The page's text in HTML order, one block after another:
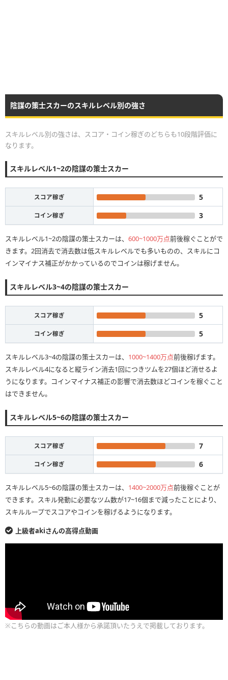
陰謀の策士スカーのスキルレベル別の強さ
スキルレベル別の強さは、スコア・コイン稼ぎのどちらも10段階評価に
なります。
スキルレベル1~2の陰謀の策士スカー
スコア稼ぎ 5
コイン稼ぎ 3
スキルレベル1~2の陰謀の策士スカーは、 600~1000万点前後稼ぐことがで
きます。2回消去で消去数は低スキルレベルでも多いものの、スキルにコ
インマイナス補正がかかっているのでコインは稼げません。
スキルレベル3~4の陰謀の策士スカー
スコア稼ぎ 5
コイン稼ぎ 5
スキルレベル3~4の陰謀の策士スカーは、 1000~1400万点前後稼げます。
スキルレベル4になると縦ライン消去1回につきツムを27個ほど消せるよ
うになります。コインマイナス補正の影響で消去数ほどコインを稼ぐこと
はできません。
スキルレベル5~6の陰謀の策士スカー
スコア稼ぎ 7
コイン稼ぎ 6
スキルレベル5~6の陰謀の策士スカーは、 1400~2000万点前後稼ぐことが
できます。スキル発動に必要なツム数が17~16個まで減ったことにより、
スキルループでスコアやコインを稼げるようになります。
上級者akiさんの高得点動画
※こちらの動画はご本人様から承諾頂いたうえで掲載しております。